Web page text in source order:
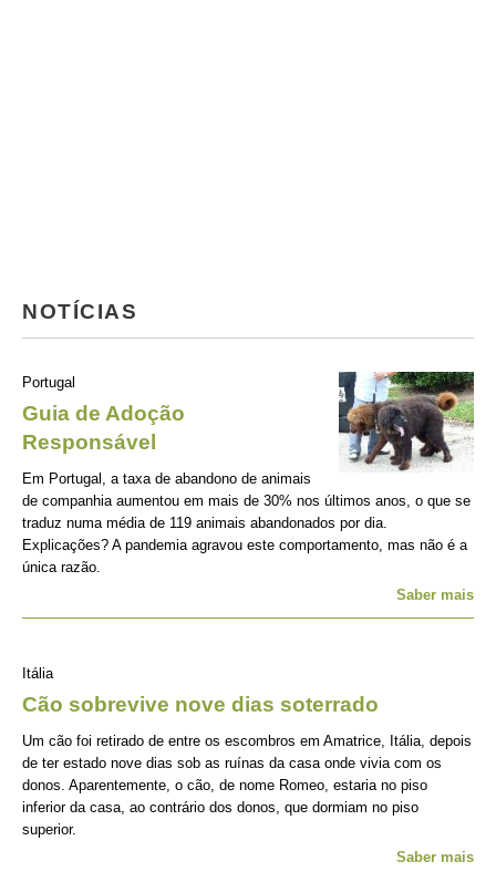
NOTÍCIAS
Portugal
Guia de Adoção
Responsável
Em Portugal, a taxa de abandono de animais
de companhia aumentou em mais de 30% nos últimos anos, o que se
traduz numa média de 119 animais abandonados por dia.
Explicações? A pandemia agravou este comportamento, mas não é a
única razão.
Saber mais
Itália
Cão sobrevive nove dias soterrado
Um cão foi retirado de entre os escombros em Amatrice, Itália, depois
de ter estado nove dias sob as ruínas da casa onde vivia com os
donos. Aparentemente, o cão, de nome Romeo, estaria no piso
inferior da casa, ao contrário dos donos, que dormiam no piso
superior.
Saber mais